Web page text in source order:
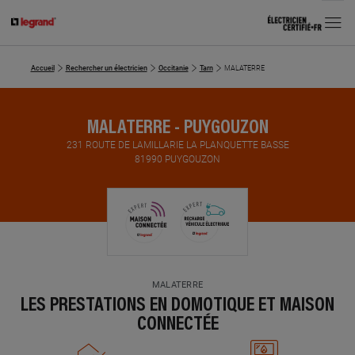
MENU
Accueil Rechercher un électricien Occitanie Tarn MALATERRE
MALATERRE - PUYGOUZON
231 ROUTE DE LAMILLARIE LA PLANQUETTE BASSE
81990 PUYGOUZON
MALATERRE
LES PRESTATIONS EN DOMOTIQUE ET MAISON
CONNECTÉE